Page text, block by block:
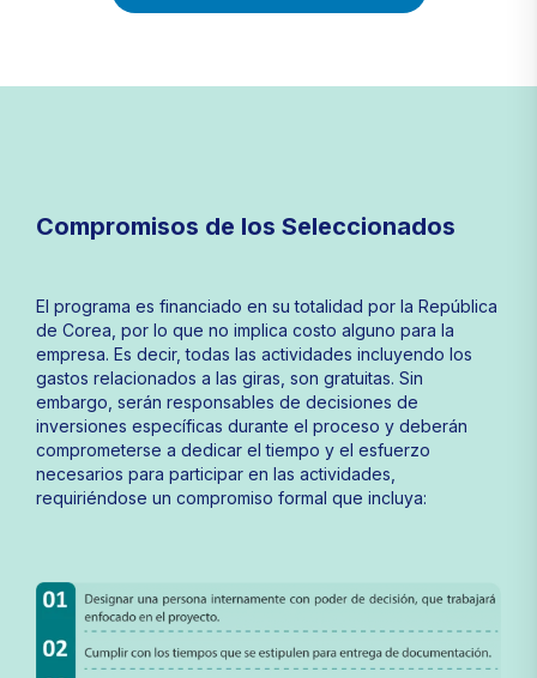
Compromisos de los Seleccionados
El programa es financiado en su totalidad por la República
de Corea, por lo que no implica costo alguno para la
empresa. Es decir, todas las actividades incluyendo los
gastos relacionados a las giras, son gratuitas. Sin
embargo, serán responsables de decisiones de
inversiones específicas durante el proceso y deberán
comprometerse a dedicar el tiempo y el esfuerzo
necesarios para participar en las actividades,
requiriéndose un compromiso formal que incluya: